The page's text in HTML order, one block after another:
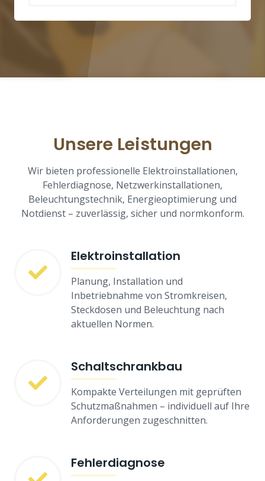
Unsere Leistungen
Wir bieten professionelle Elektroinstallationen,
Fehlerdiagnose, Netzwerkinstallationen,
Beleuchtungstechnik, Energieoptimierung und
Notdienst – zuverlässig, sicher und normkonform.
Elektroinstallation
Planung, Installation und
Inbetriebnahme von Stromkreisen,
Steckdosen und Beleuchtung nach
aktuellen Normen.
Schaltschrankbau
Kompakte Verteilungen mit geprüften
Schutzmaßnahmen – individuell auf Ihre
Anforderungen zugeschnitten.
Fehlerdiagnose